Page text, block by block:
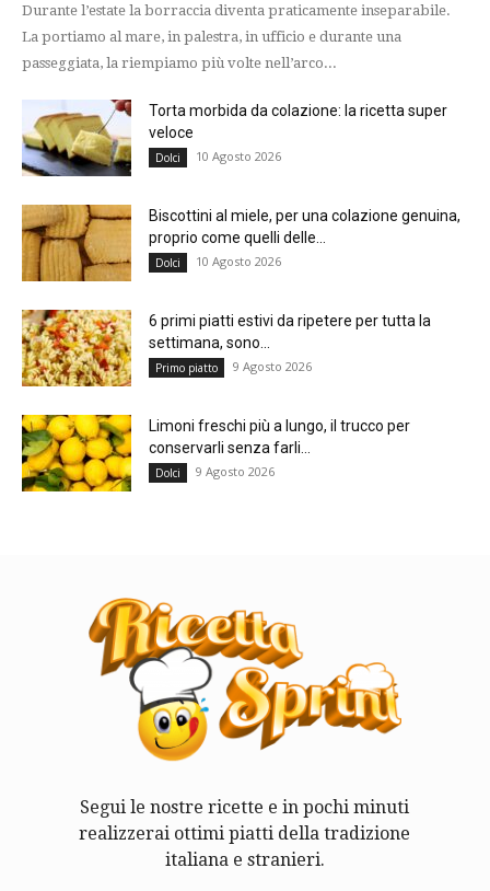
Durante l’estate la borraccia diventa praticamente inseparabile.
La portiamo al mare, in palestra, in ufficio e durante una
passeggiata, la riempiamo più volte nell’arco...
Torta morbida da colazione: la ricetta super
veloce
Dolci 10 Agosto 2026
Biscottini al miele, per una colazione genuina,
proprio come quelli delle...
Dolci 10 Agosto 2026
6 primi piatti estivi da ripetere per tutta la
settimana, sono...
Primo piatto 9 Agosto 2026
Limoni freschi più a lungo, il trucco per
conservarli senza farli...
Dolci 9 Agosto 2026
Segui le nostre ricette e in pochi minuti
realizzerai ottimi piatti della tradizione
italiana e stranieri.